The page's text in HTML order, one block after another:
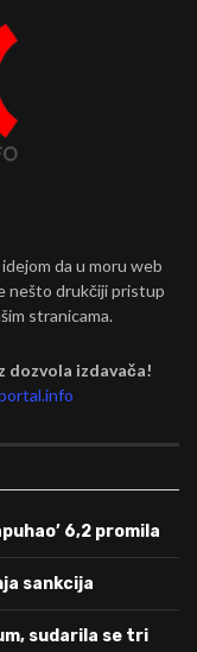
da u moru web
nešto drukčiji pristup
stranicama.
dozvola izdavača!
6,2 promila
sankcija
sudarila se tri